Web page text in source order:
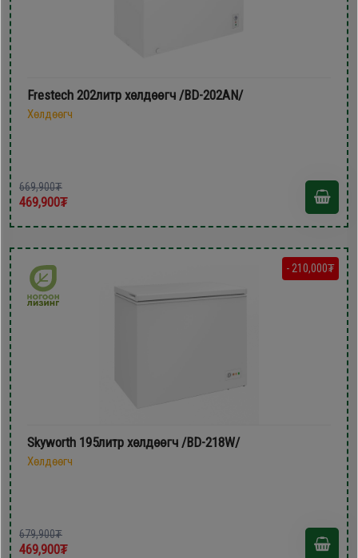
Frestech 202литр xөлдөөгч /BD-202AN/
Хөлдөөгч
669,900₮
469,900₮
- 210,000₮
Skyworth 195литр xөлдөөгч /BD-218W/
Хөлдөөгч
679,900₮
469,900₮